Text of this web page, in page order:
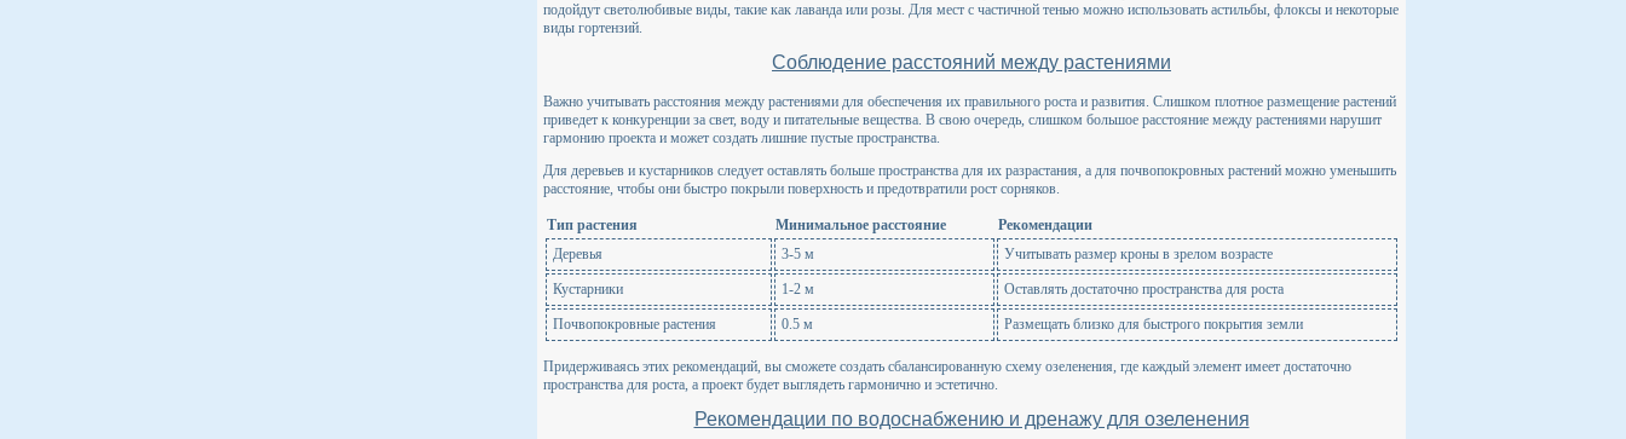
подойдут светолюбивые виды, такие как лаванда или розы. Для мест с частичной тенью можно использовать астильбы, флоксы и некоторые
виды гортензий.
Соблюдение расстояний между растениями
Важно учитывать расстояния между растениями для обеспечения их правильного роста и развития. Слишком плотное размещение растений
приведет к конкуренции за свет, воду и питательные вещества. В свою очередь, слишком большое расстояние между растениями нарушит
гармонию проекта и может создать лишние пустые пространства.
Для деревьев и кустарников следует оставлять больше пространства для их разрастания, а для почвопокровных растений можно уменьшить
расстояние, чтобы они быстро покрыли поверхность и предотвратили рост сорняков.
Тип растения Минимальное расстояние
Рекомендации
Деревья
3-5 м Учитывать размер кроны в зрелом возрасте
Кустарники 1-2 м Оставлять достаточно пространства для роста
Почвопокровные растения 0.5 м Размещать близко для быстрого покрытия земли
Придерживаясь этих рекомендаций, вы сможете создать сбалансированную схему озеленения, где каждый элемент имеет достаточно
пространства для роста, а проект будет выглядеть гармонично и эстетично.
Рекомендации по водоснабжению и дренажу для озеленения